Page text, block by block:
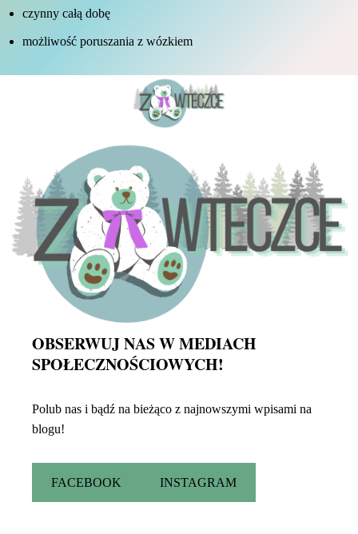
czynny całą dobę
możliwość poruszania z wózkiem
OBSERWUJ NAS W MEDIACH
SPOŁECZNOŚCIOWYCH!
Polub nas i bądź na bieżąco z najnowszymi wpisami na
blogu!
FACEBOOK INSTAGRAM